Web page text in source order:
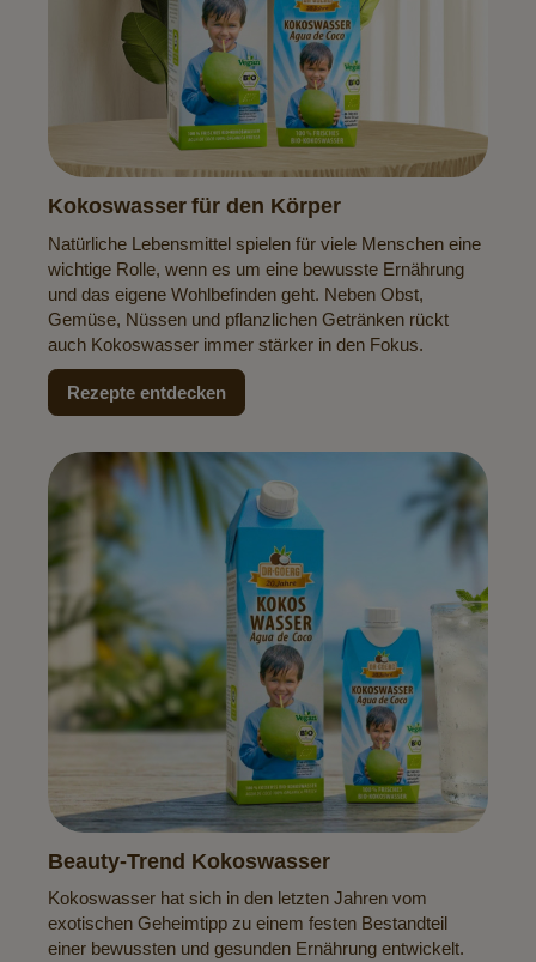
Kokoswasser für den Körper
Natürliche Lebensmittel spielen für viele Menschen eine
wichtige Rolle, wenn es um eine bewusste Ernährung
und das eigene Wohlbefinden geht. Neben Obst,
Gemüse, Nüssen und pflanzlichen Getränken rückt
auch Kokoswasser immer stärker in den Fokus.
Rezepte entdecken
Beauty-Trend Kokoswasser
Kokoswasser hat sich in den letzten Jahren vom
exotischen Geheimtipp zu einem festen Bestandteil
einer bewussten und gesunden Ernährung entwickelt.